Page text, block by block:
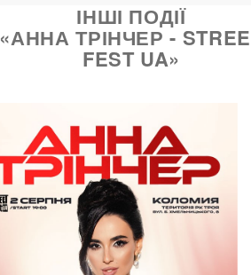
ІНШІ ПОДІЇ
«АННА ТРІНЧЕР -
FEST UA»